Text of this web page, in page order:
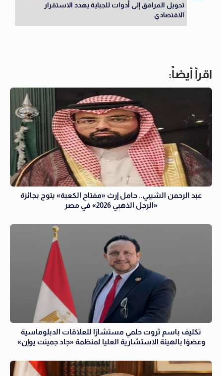
تحويل المرافق إلى أدوات للجباية يهدد الاستقرار
الاقتصادي
اقرأ أيضاً:
عبد الرحمن الشيبي.. حامل إرث «مفتاح الكعبة» يتوج بجائزة
«الرجل الذهبي 2026» في مصر
تكليف باسم ثروت حلمي مستشارًا للعلاقات الدبلوماسية
وعضوًا بالهيئة الاستشارية العليا لمنظمة «جاد جمينت يوإن»